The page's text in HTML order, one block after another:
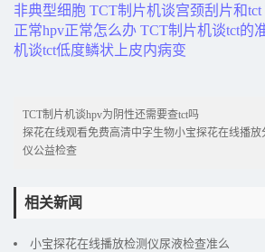
非典型细胞 TCT制片机谈宫颈刮片和tct
正常hpv正常怎么办 TCT制片机谈tct的
机谈tct低度鳞状上皮内病变
TCT制片机谈hpv为阴性还需要查tct吗
探花在线观看免费高清中字生物小宝探花在线播放
仪公益检查
相关新闻
小宝探花在线播放检测仪尿液检查准么